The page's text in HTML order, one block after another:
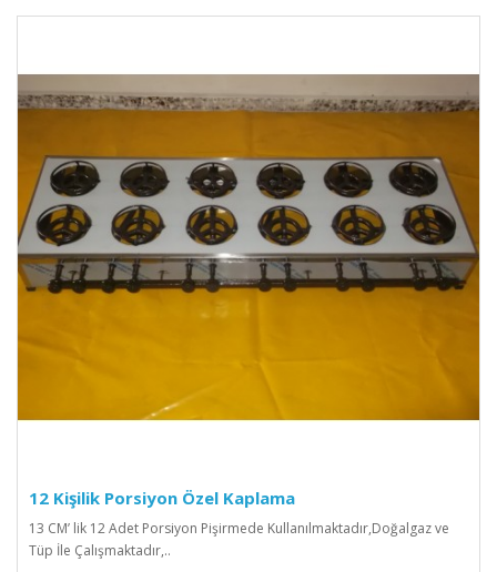
12 Kişilik Porsiyon Özel Kaplama
13 CM’ lik 12 Adet Porsiyon Pişirmede Kullanılmaktadır,Doğalgaz ve
Tüp İle Çalışmaktadır,..